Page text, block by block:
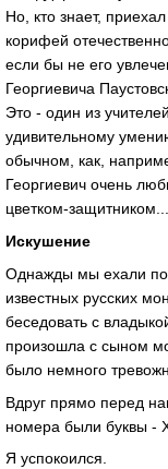
Но, кто знает,
корифей
если бы не его
Георгиевича
Это - один из
удивительному
обычном, как,
Георгиевич очень
цветком-защитником...
Искушение
Однажды мы ехали по
известных русских
беседовать с
произошла с сыном
было немного
Вдруг прямо перед
номера были буквы -
Я успокоился.